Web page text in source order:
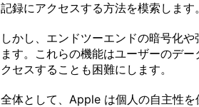
記録にアクセスする方法を模索します。
しかし、エンドツーエンドの暗号化
ます。これらの機能はユーザーのデ
クセスすることも困難にします。
全体として、Apple は個人の自主性